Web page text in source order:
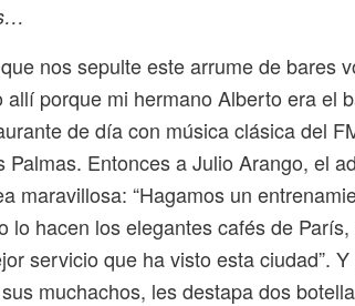
nos sepulte este arrume de bares
allí porque mi hermano Alberto era el
de día con música clásica del
Palmas. Entonces a Julio Arango, el
maravillosa: “Hagamos un
lo hacen los elegantes cafés de
servicio que ha visto esta ciudad”.
muchachos, les destapa dos